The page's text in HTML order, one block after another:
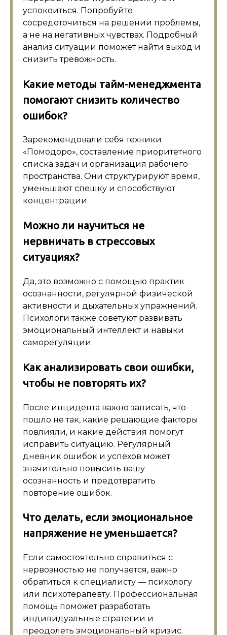
успокоиться. Попробуйте
сосредоточиться на решении проблемы,
а не на негативных чувствах. Подробный
анализ ситуации поможет найти выход и
снизить тревожность.
Какие методы тайм-менеджмента
помогают снизить количество
ошибок?
Зарекомендовали себя техники
«Помодоро», составление приоритетного
списка задач и организация рабочего
пространства. Они структурируют время,
уменьшают спешку и способствуют
концентрации.
Можно ли научиться не
нервничать в стрессовых
ситуациях?
Да, это возможно с помощью практик
осознанности, регулярной физической
активности и дыхательных упражнений.
Психологи также советуют развивать
эмоциональный интеллект и навыки
саморегуляции.
Как анализировать свои ошибки,
чтобы не повторять их?
После инцидента важно записать, что
пошло не так, какие решающие факторы
повлияли, и какие действия помогут
исправить ситуацию. Регулярный
дневник ошибок и успехов может
значительно повысить вашу
осознанность и предотвратить
повторение ошибок.
Что делать, если эмоциональное
напряжение не уменьшается?
Если самостоятельно справиться с
нервозностью не получается, важно
обратиться к специалисту — психологу
или психотерапевту. Профессиональная
помощь поможет разработать
индивидуальные стратегии и
преодолеть эмоциональный кризис.